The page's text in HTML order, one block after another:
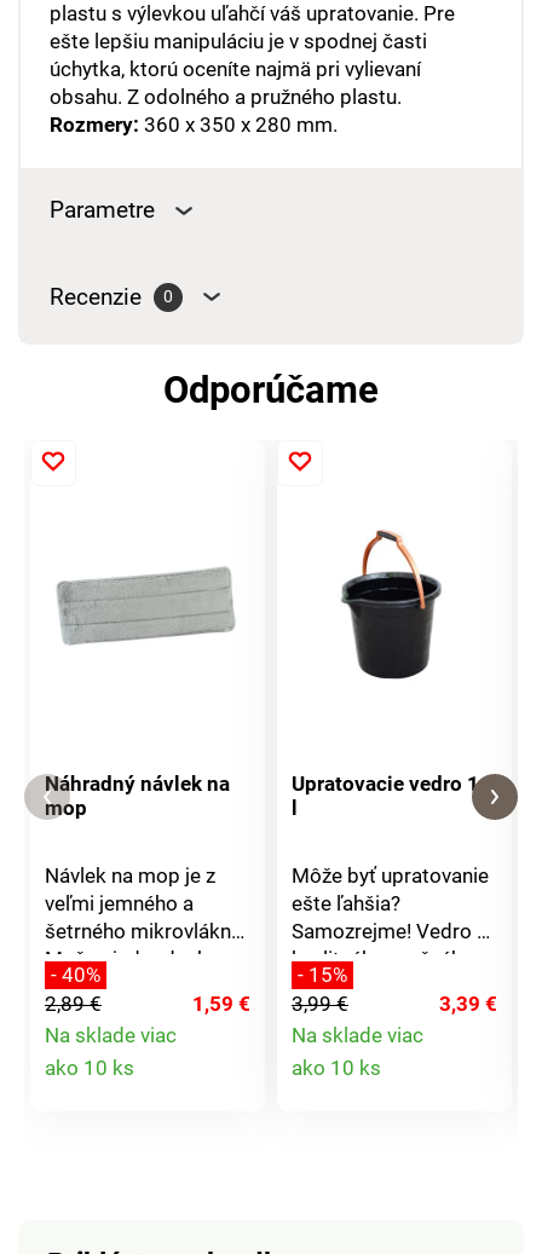
plastu s výlevkou uľahčí váš upratovanie. Pre
ešte lepšiu manipuláciu je v spodnej časti
úchytka, ktorú oceníte najmä pri vylievaní
obsahu. Z odolného a pružného plastu.
Rozmery: 360 x 350 x 280 mm.
Parametre
Recenzie 0
Odporúčame
Náhradný návlek na
mop
Návlek na mop je z
veľmi jemného a
šetrného mikrovlákna.
Možno jednoducho
navliecť, zložiť a
vyprať. Pripevňuje sa k
mopu pomocou
suchého zipsu. Ku
- 40%
2,89 €
1,59 €
Na sklade viac
ako 10 ks
Upratovacie vedro 14
l
Môže byť upratovanie
ešte ľahšia?
Samozrejme! Vedro z
kvalitného pružného
plastu s výlevkou
uľahčí váš
upratovanie. Pre ešte
lepšiu manipuláciu je v
- 15%
3,99 €
3,39 €
Na sklade viac
ako 10 ks